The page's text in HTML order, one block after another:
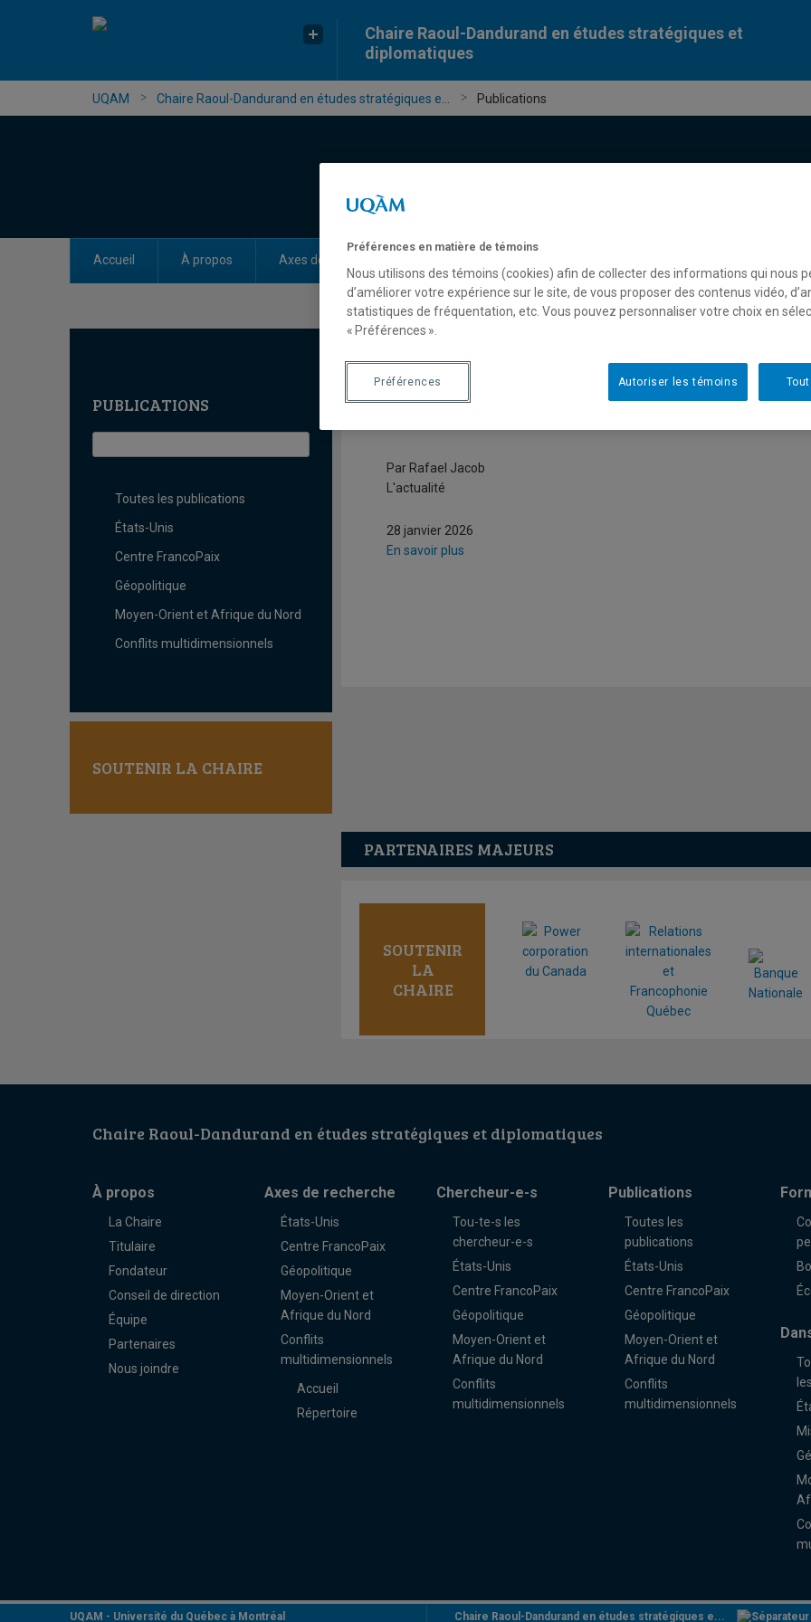
Chaire Raoul-Dandurand en études stratégiques et
diplomatiques
UQAM Chaire Raoul-Dandurand en études stratégiques e... Publications
Accueil À propos Axes de recherche
PUBLICATIONS
Toutes les publications
États-Unis
Centre FrancoPaix
Géopolitique
Moyen-Orient et Afrique du Nord
Conflits multidimensionnels
SOUTENIR LA CHAIRE
Mark Carney ne peut pas perdre
Par Rafael Jacob
L'actualité
28 janvier 2026
En savoir plus
PARTENAIRES MAJEURS
SOUTENIR
LA
CHAIRE
Chaire Raoul-Dandurand en études stratégiques et diplomatiques
À propos
La Chaire
Titulaire
Fondateur
Conseil de direction
Équipe
Partenaires
Nous joindre
Axes de recherche
États-Unis
Centre FrancoPaix
Géopolitique
Moyen-Orient et
Afrique du Nord
Conflits
multidimensionnels
Accueil
Répertoire
Chercheur-e-s
Tou-te-s les
chercheur-e-s
États-Unis
Centre FrancoPaix
Géopolitique
Moyen-Orient et
Afrique du Nord
Conflits
multidimensionnels
Publications
Toutes les
publications
États-Unis
Centre FrancoPaix
Géopolitique
Moyen-Orient et
Afrique du Nord
Conflits
multidimensionnels
UQAM - Université du Québec à Montréal Chaire Raoul-Dandurand en études stratégiques e...
Préférences en matière de témoins
Nous utilisons des témoins (cookies) afin de collecter des informations qui nous
d’améliorer votre expérience sur le site, de vous proposer des contenus vidéo,
statistiques de fréquentation, etc. Vous pouvez personnaliser votre choix en
« Préférences ».
Autoriser les témoins
Préférences